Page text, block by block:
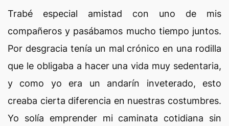
Trabé especial amistad con uno de mis
compañeros y pasábamos mucho tiempo juntos.
Por desgracia tenía un mal crónico en una rodilla
que le obligaba a hacer una vida muy sedentaria,
y como yo era un andarín inveterado, esto
creaba cierta diferencia en nuestras costumbres.
Yo solía emprender mi caminata cotidiana sin